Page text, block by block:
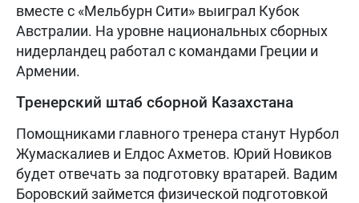
вместе с «Мельбурн Сити» выиграл Кубок
Австралии. На уровне национальных сборных
нидерландец работал с командами Греции и
Армении.
Тренерский штаб сборной Казахстана
Помощниками главного тренера станут Нурбол
Жумаскалиев и Елдос Ахметов. Юрий Новиков
будет отвечать за подготовку вратарей. Вадим
Боровский займется физической подготовкой